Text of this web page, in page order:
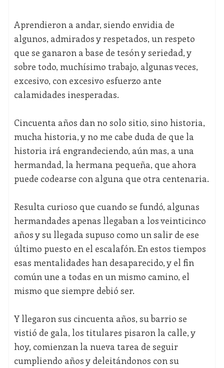
Aprendieron a andar, siendo envidia de
algunos, admirados y respetados, un respeto
que se ganaron a base de tesón y seriedad, y
sobre todo, muchísimo trabajo, algunas veces,
excesivo, con excesivo esfuerzo ante
calamidades inesperadas.
Cincuenta años dan no solo sitio, sino historia,
mucha historia, y no me cabe duda de que la
historia irá engrandeciendo, aún mas, a una
hermandad, la hermana pequeña, que ahora
puede codearse con alguna que otra centenaria.
Resulta curioso que cuando se fundó, algunas
hermandades apenas llegaban a los veinticinco
años y su llegada supuso como un salir de ese
último puesto en el escalafón. En estos tiempos
esas mentalidades han desaparecido, y el fin
común une a todas en un mismo camino, el
mismo que siempre debió ser.
Y llegaron sus cincuenta años, su barrio se
vistió de gala, los titulares pisaron la calle, y
hoy, comienzan la nueva tarea de seguir
cumpliendo años y deleitándonos con su